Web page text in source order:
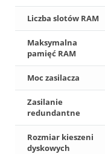
Liczba slotów RAM
Maksymalna
pamięć RAM
Moc zasilacza
Zasilanie
redundantne
Rozmiar kieszeni
dyskowych